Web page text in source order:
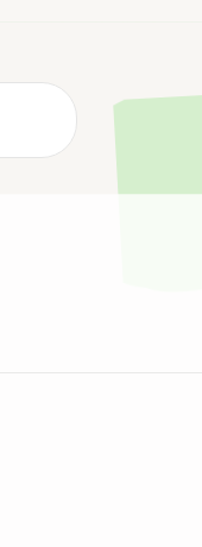
内野診所
服務介紹